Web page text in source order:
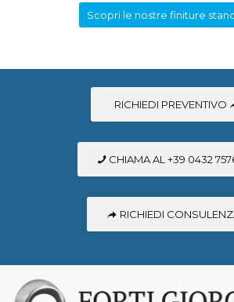
Scopri le nostre finiture
RICHIEDI PREVENTIVO
CHIAMA AL +39 0432
RICHIEDI